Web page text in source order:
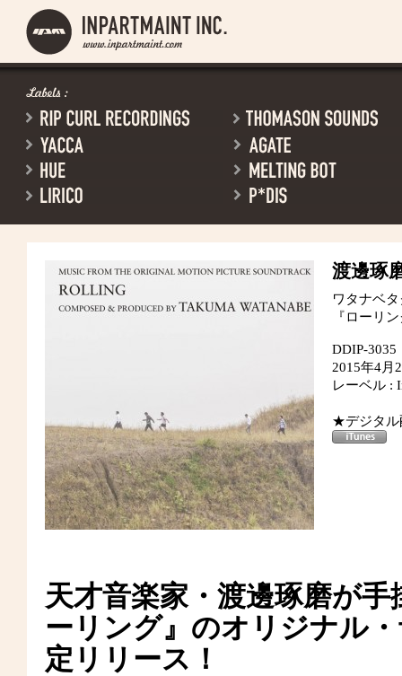
渡邊琢
ワタナベ
『ローリ
DDIP-3035
2015年4月
レーベル :
★デジタル
天才音楽家・渡邊琢磨が
ーリング』のオリジナル
定リリース！